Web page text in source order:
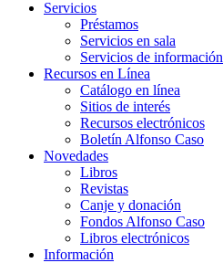
Servicios
Préstamos
Servicios en sala
Servicios de información
Recursos en Línea
Catálogo en línea
Sitios de interés
Recursos electrónicos
Boletín Alfonso Caso
Novedades
Libros
Revistas
Canje y donación
Fondos Alfonso Caso
Libros electrónicos
Información